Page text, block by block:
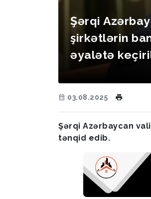
Şərqi
şirkətlərin
əyalətə
03.08.2025
Şərqi Azərbaycan
tənqid edib.